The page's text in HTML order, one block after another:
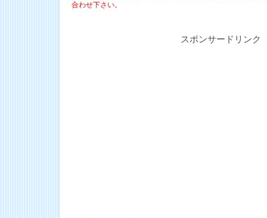
合わせ下さい。
スポンサードリンク